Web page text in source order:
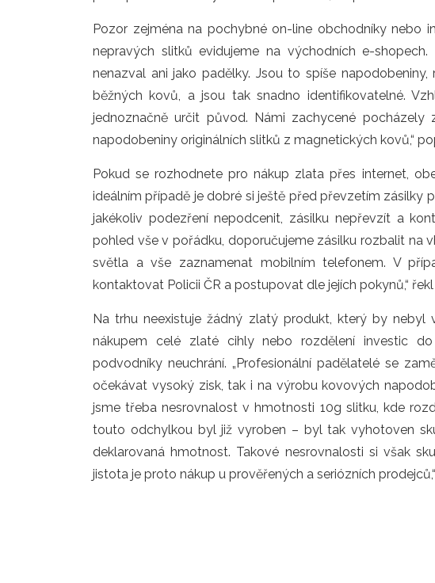
Pozor zejména na pochybné on-line obchodníky nebo
nepravých slitků evidujeme na východních e-
nenazval ani jako padělky. Jsou to spíše
běžných kovů, a jsou tak snadno identifikovatelné.
jednoznačně určit původ. Námi zachycené
napodobeniny originálních slitků z magnetických kovů,“
Pokud se rozhodnete pro nákup zlata přes internet,
ideálním případě je dobré si ještě před převzetím zásilky
jakékoliv podezření nepodcenit, zásilku nepřevzít a
pohled vše v pořádku, doporučujeme zásilku rozbalit na
světla a vše zaznamenat mobilním telefonem. V
kontaktovat Policii ČR a postupovat dle jejích pokynů,“ řekl
Na trhu neexistuje žádný zlatý produkt, který by nebyl
nákupem celé zlaté cihly nebo rozdělení investic
podvodníky neuchrání. „Profesionální padělatelé se
očekávat vysoký zisk, tak i na výrobu kovových
jsme třeba nesrovnalost v hmotnosti 10g slitku, kde
touto odchylkou byl již vyroben – byl tak vyhotoven
deklarovaná hmotnost. Takové nesrovnalosti si však
jistota je proto nákup u prověřených a seriózních